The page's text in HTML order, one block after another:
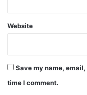
Website
Save my name,
time I comment.